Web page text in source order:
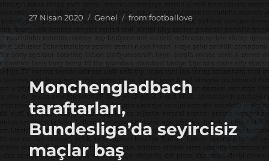
Yayın
27 Nisan 2020 Kategoriler
Genel Etiketler
from:footballove
Monchengladbach
taraftarları,
Bundesliga’da seyircisiz
maçlar baş